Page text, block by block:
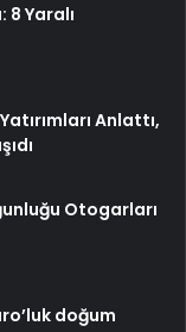
8 Yaralı
Anlattı,
Otogarları
doğum